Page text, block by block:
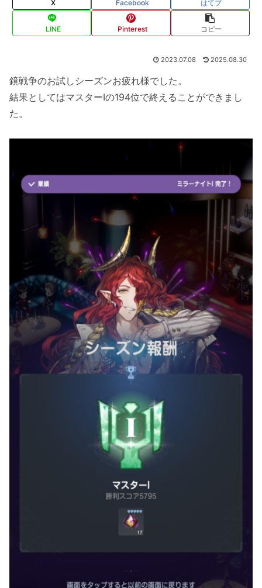
X Facebook はてブ
LINE Pinterest コピー
2023.07.08 2025.08.30
鏡戦争のお試しシーズンお疲れ様でした。
結果としてはマスターⅠの194位で終えることができまし
た。